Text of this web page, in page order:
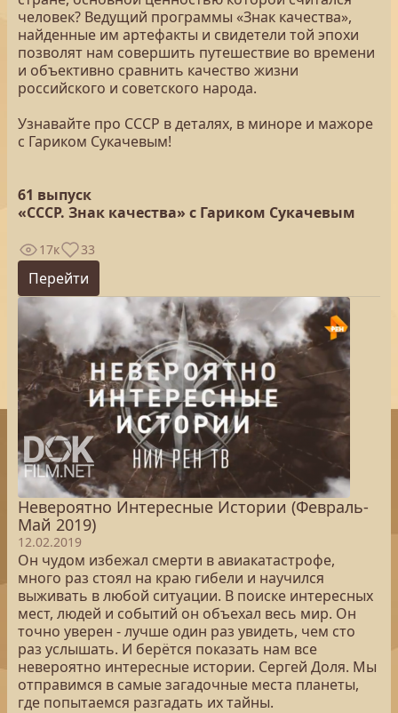
человек? Ведущий программы «Знак качества»,
найденные им артефакты и свидетели той эпохи
позволят нам совершить путешествие во времени
и объективно сравнить качество жизни
российского и советского народа.
Узнавайте про СССР в деталях, в миноре и мажоре
с Гариком Сукачевым!
61 выпуск
«СССР. Знак качества» с Гариком Сукачевым
17к 33
Перейти
Невероятно Интересные Истории (Февраль-
Май 2019)
12.02.2019
Он чудом избежал смерти в авиакатастрофе,
много раз стоял на краю гибели и научился
выживать в любой ситуации. В поиске интересных
мест, людей и событий он объехал весь мир. Он
точно уверен - лучше один раз увидеть, чем сто
раз услышать. И берётся показать нам все
невероятно интересные истории. Сергей Доля. Мы
отправимся в самые загадочные места планеты,
где попытаемся разгадать их тайны.